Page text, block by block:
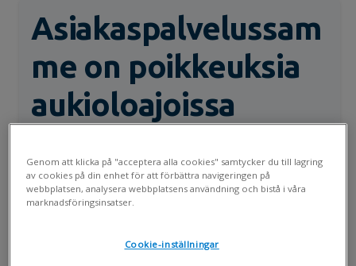
Asiakaspalvelussam
me on poikkeuksia
aukioloajoissa
välillä
02.12.2021 1:48 pm
Genom att klicka på "acceptera alla cookies" samtycker du till lagring
av cookies på din enhet för att förbättra navigeringen på
webbplatsen, analysera webbplatsens användning och bistå i våra
marknadsföringsinsatser.
Cookie-inställningar